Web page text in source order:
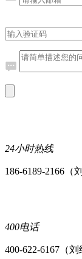
24小时热线
186-6189-2166（
400电话
400-622-6167（刘